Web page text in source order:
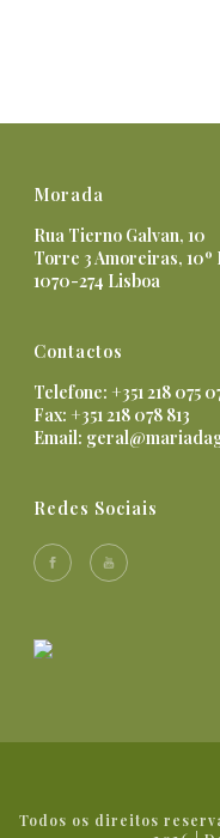
Morada
Rua Tierno Galvan, 10
Torre 3 Amoreiras, 10º
1070-274 Lisboa
Contactos
Telefone: +351 218 075
Fax: +351 218 078 813
Email:
Redes Sociais
Todos os direitos